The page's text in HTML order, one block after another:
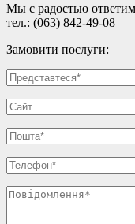
Мы с радостью
тел.: (063) 842-49-08
Замовити послуги: